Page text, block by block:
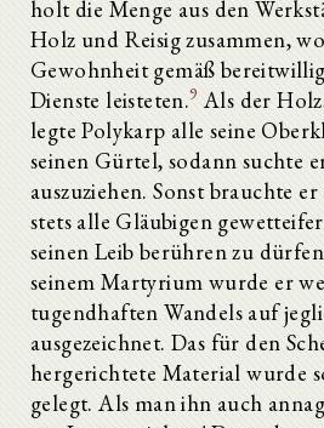
holt die Menge aus den
Holz und Reisig zusammen,
Gewohnheit gemäß
Dienste leisteten.9 Als der
legte Polykarp alle seine
seinen Gürtel, sodann suchte
auszuziehen. Sonst brauchte
stets alle Gläubigen
seinen Leib berühren zu
seinem Martyrium wurde er
tugendhaften Wandels auf
ausgezeichnet. Das für den
hergerichtete Material wurde
gelegt. Als man ihn auch